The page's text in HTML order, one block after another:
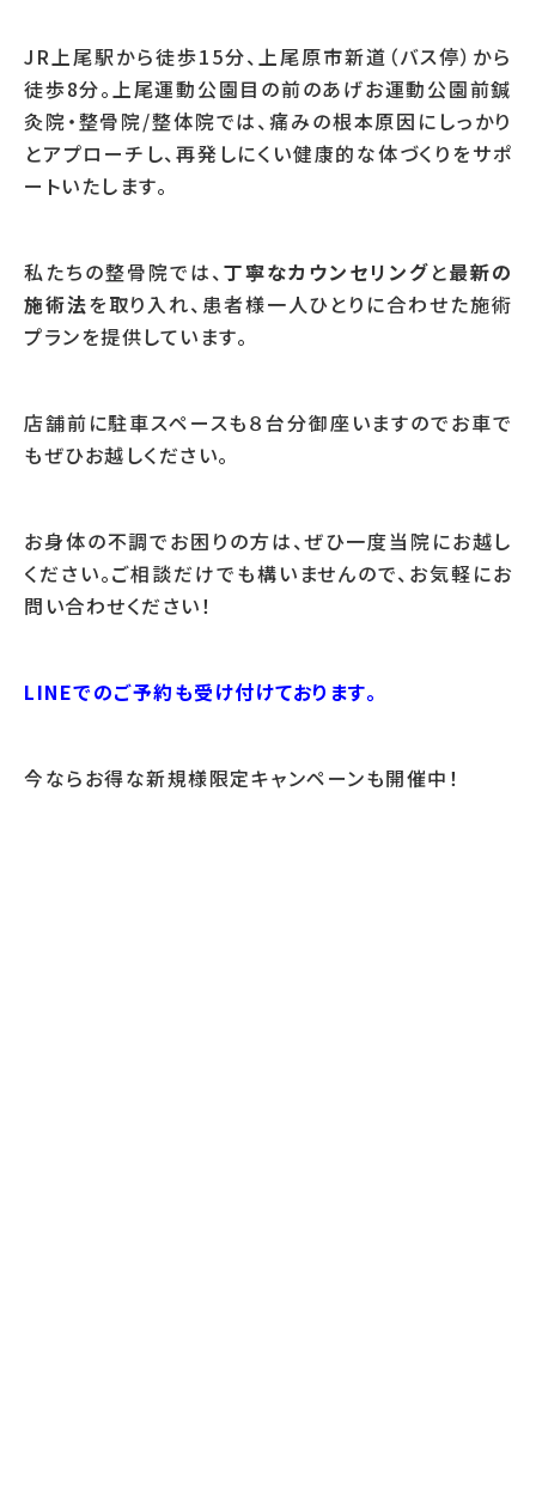
JR上尾駅から徒歩15分、上尾原市新道（バス停）から
徒歩8分。上尾運動公園目の前のあげお運動公園前鍼
灸院・整骨院/整体院では、痛みの根本原因にしっかり
とアプローチし、再発しにくい健康的な体づくりをサポ
ートいたします。
私たちの整骨院では、丁寧なカウンセリングと最新の
施術法を取り入れ、患者様一人ひとりに合わせた施術
プランを提供しています。
店舗前に駐車スペースも８台分御座いますのでお車で
もぜひお越しください。
お身体の不調でお困りの方は、ぜひ一度当院にお越し
ください。ご相談だけでも構いませんので、お気軽にお
問い合わせください！
LINEでのご予約も受け付けております。
今ならお得な新規様限定キャンペーンも開催中！